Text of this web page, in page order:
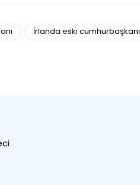
İrlanda eski cumhurbaşkanı